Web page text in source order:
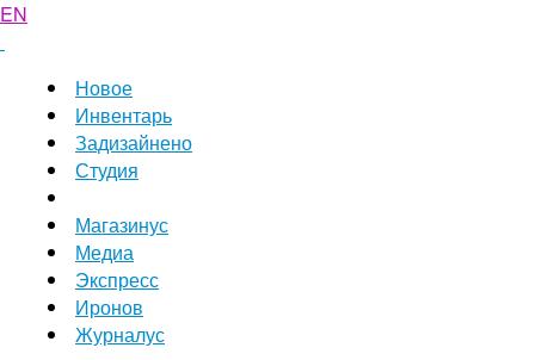
EN
Новое
Инвентарь
Задизайнено
Студия
Магазинус
Медиа
Экспресс
Иронов
Журналус